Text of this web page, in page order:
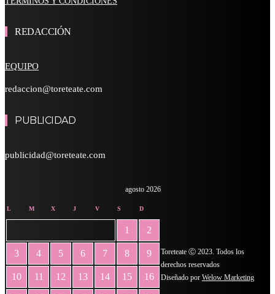
REDACCIÓN
EQUIPO
redaccion@toreteate.com
PUBLICIDAD
publicidad@toreteate.com
agosto 2026
L M X J V S D
1 2
3 4 5 6 7 8 9
10 11 12 13 14 15 16
Toreteate Ⓒ 2023. Todos los
derechos reservados
Diseñado por Welow Marketing